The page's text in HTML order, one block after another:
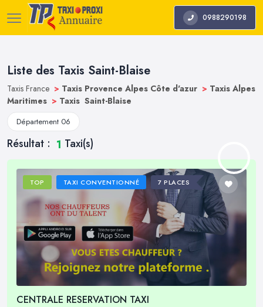
0988290198
Liste des Taxis Saint-Blaise
Taxis France > Taxis Provence Alpes Côte d'azur > Taxis Alpes
Maritimes > Taxis Saint-Blaise
Département 06
Résultat : 1 Taxi(s)
TOP TAXI CONVENTIONNÉ 7 PLACES
CENTRALE RESERVATION TAXI